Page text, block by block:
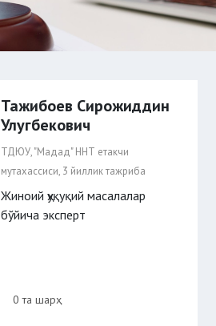
Тажибоев Сирожиддин
Улугбекович
ТДЮУ, "Мадад" ННТ етакчи
мутахассиси, 3 йиллик тажриба
Жиноий ҳуқуқий масалалар
бўйича эксперт
0 та шарҳ